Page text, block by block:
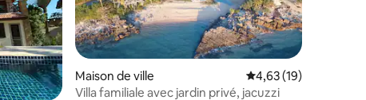
Maison de ville Évaluation moyenne
4,63 (19)
Villa familiale avec jardin privé, jacuzzi